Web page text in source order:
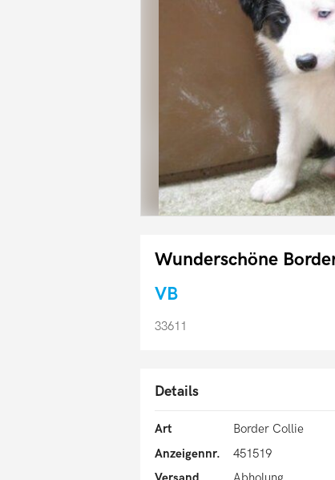
Wunderschöne
VB
33611
Details
Art
Border Collie
Anzeigennr.
451519